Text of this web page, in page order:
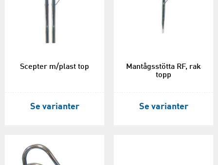
Scepter m/plast top
Se varianter
Mantågsstötta RF, rak
topp
Se varianter